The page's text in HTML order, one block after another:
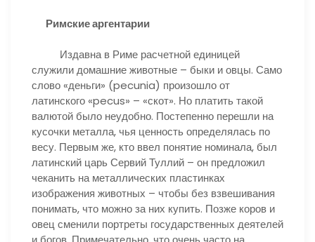
Римские аргентарии
Издавна в Риме расчетной единицей
служили домашние животные – быки и овцы. Само
слово «деньги» (pecunia) произошло от
латинского «pecus» – «скот». Но платить такой
валютой было неудобно. Постепенно перешли на
кусочки металла, чья ценность определялась по
весу. Первым же, кто ввел понятие номинала, был
латинский царь Сервий Туллий – он предложил
чеканить на металлических пластинках
изображения животных – чтобы без взвешивания
понимать, что можно за них купить. Позже коров и
овец сменили портреты государственных деятелей